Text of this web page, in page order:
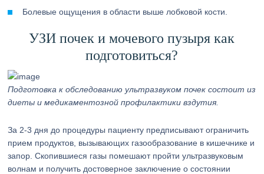
Болевые ощущения в области выше лобковой кости.
УЗИ почек и мочевого пузыря как
подготовиться?
Подготовка к обследованию ультразвуком почек состоит из
диеты и медикаментозной профилактики вздутия.
За 2-3 дня до процедуры пациенту предписывают ограничить
прием продуктов, вызывающих газообразование в кишечнике и
запор. Скопившиеся газы помешают пройти ультразвуковым
волнам и получить достоверное заключение о состоянии